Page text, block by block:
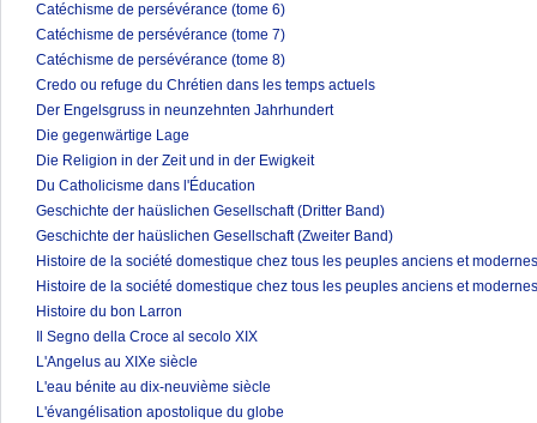
Catéchisme de persévérance (tome 6)
Catéchisme de persévérance (tome 7)
Catéchisme de persévérance (tome 8)
Credo ou refuge du Chrétien dans les temps actuels
Der Engelsgruss in neunzehnten Jahrhundert
Die gegenwärtige Lage
Die Religion in der Zeit und in der Ewigkeit
Du Catholicisme dans l'Éducation
Geschichte der haüslichen Gesellschaft (Dritter Band)
Geschichte der haüslichen Gesellschaft (Zweiter Band)
Histoire de la société domestique chez tous les peuples anciens et
Histoire de la société domestique chez tous les peuples anciens et
Histoire du bon Larron
Il Segno della Croce al secolo XIX
L'Angelus au XIXe siècle
L'eau bénite au dix-neuvième siècle
L'évangélisation apostolique du globe